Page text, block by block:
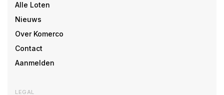
Alle Loten
Nieuws
Over Komerco
Contact
Aanmelden
LEGAL